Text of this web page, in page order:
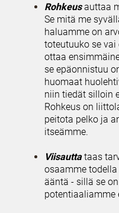
Rohkeusauttaa
Se mitä me
haluamme on
toteutuuko se vai
ottaa
se epäonnistuu
huomaat
niin tiedät silloin
Rohkeus on
peitota pelko ja
itseämme.
Viisauttataas
osaamme
ääntä - sillä se
potentiaaliamme